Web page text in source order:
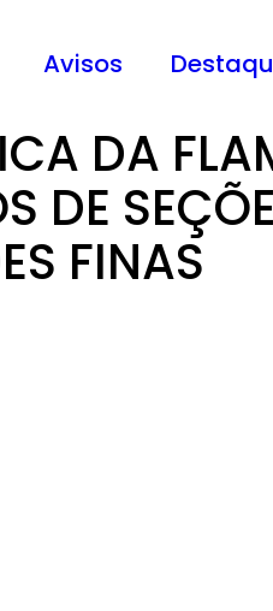
Avisos
DA
DE
FINAS